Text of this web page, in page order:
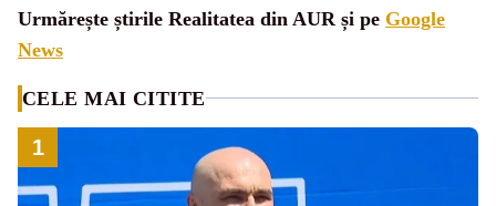
Urmărește știrile Realitatea din AUR și pe Google
News
CELE MAI CITITE
1